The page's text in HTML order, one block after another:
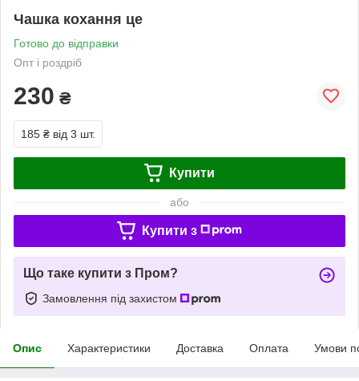
Чашка кохання це
Готово до відправки
Опт і роздріб
230 ₴
185 ₴ від 3 шт.
Купити
або
Купити з
Що таке купити з Пром?
Замовлення під захистом
Опис Характеристики Доставка Оплата Умови